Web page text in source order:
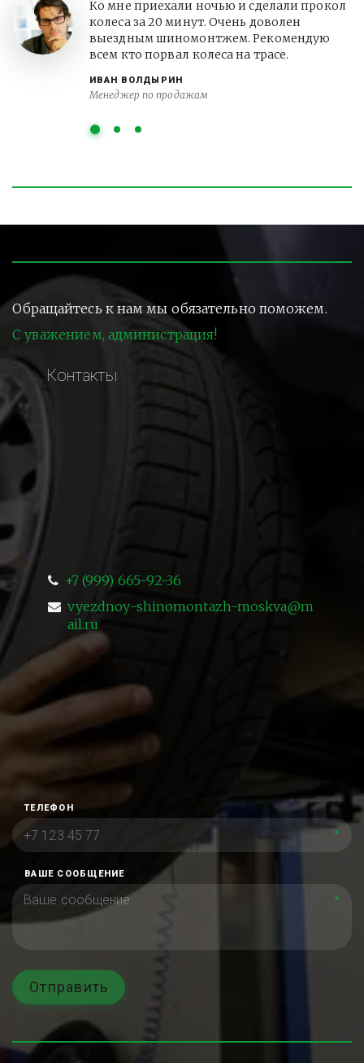
ИВАН ВОЛДЫРИН
Менеджер по продажам
Ко мне приехали ночью и сделали прокол
колеса за 20 минут. Очень доволен
выездным шиномонтжем. Рекомендую
всем кто порвал колеса на трасе.
Обращайтесь к нам мы обязательно поможем.
С уважением, администрация!
Контакты
+7 (999) 665-92-36
vyezdnoy-shinomontazh-moskva@m
ail.ru
ТЕЛЕФОН
*
ВАШЕ СООБЩЕНИЕ
*
Отправить